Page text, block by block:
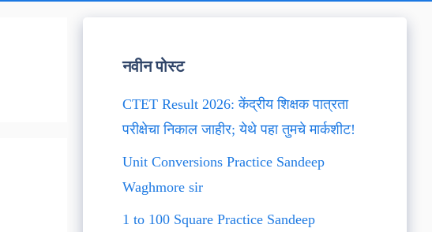
नवीन पोस्ट
CTET Result 2026: केंद्रीय शिक्षक पात्रता
परीक्षेचा निकाल जाहीर; येथे पहा तुमचे मार्कशीट!
Unit Conversions Practice Sandeep
Waghmore sir
1 to 100 Square Practice Sandeep